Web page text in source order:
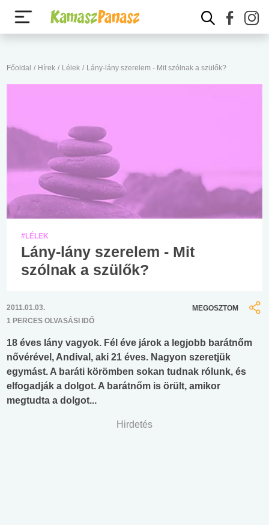
Főoldal / Hírek / Lélek / Lány-lány szerelem - Mit szólnak a szülők?
#LÉLEK
Lány-lány szerelem - Mit
szólnak a szülők?
2011.01.03.
1 PERCES OLVASÁSI IDŐ
MEGOSZTOM
18 éves lány vagyok. Fél éve járok a legjobb barátnőm
nővérével, Andival, aki 21 éves. Nagyon szeretjük
egymást. A baráti körömben sokan tudnak rólunk, és
elfogadják a dolgot. A barátnőm is örült, amikor
megtudta a dolgot...
Hirdetés